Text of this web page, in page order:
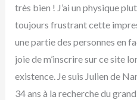
très bien ! J’ai un physique
toujours frustrant cette
une partie des personnes en
joie de m’inscrire sur ce site
existence. Je suis Julien de
34 ans à la recherche du